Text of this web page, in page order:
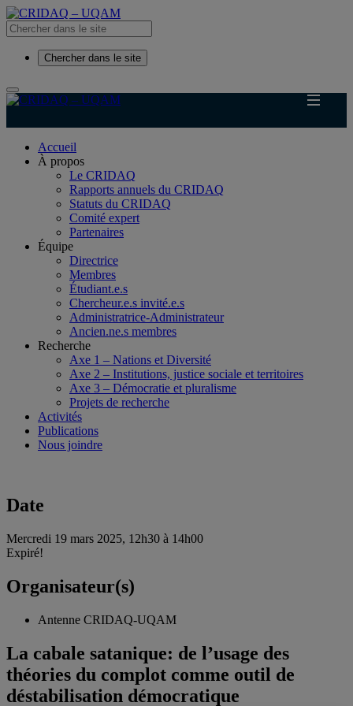
Chercher dans le site
Accueil
À propos
Le CRIDAQ
Rapports annuels du CRIDAQ
Statuts du CRIDAQ
Comité expert
Partenaires
Équipe
Directrice
Membres
Étudiant.e.s
Chercheur.e.s invité.e.s
Administratrice-Administrateur
Ancien.ne.s membres
Recherche
Axe 1 – Nations et Diversité
Axe 2 – Institutions, justice sociale et territoires
Axe 3 – Démocratie et pluralisme
Projets de recherche
Activités
Publications
Nous joindre
Date
Mercredi 19 mars 2025, 12h30 à 14h00
Expiré!
Organisateur(s)
Antenne CRIDAQ-UQAM
La cabale satanique: de l’usage des
théories du complot comme outil de
déstabilisation démocratique